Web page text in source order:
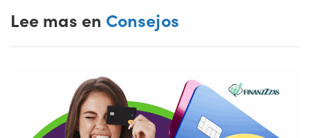
Lee mas en Consejos